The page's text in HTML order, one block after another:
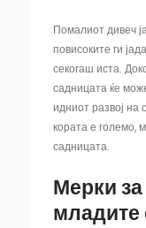
Помалиот дивеч
повисоките ги
секогаш иста.
садницата ќе
идниот развој на
кората е големо,
садницата.
Мерки
младите